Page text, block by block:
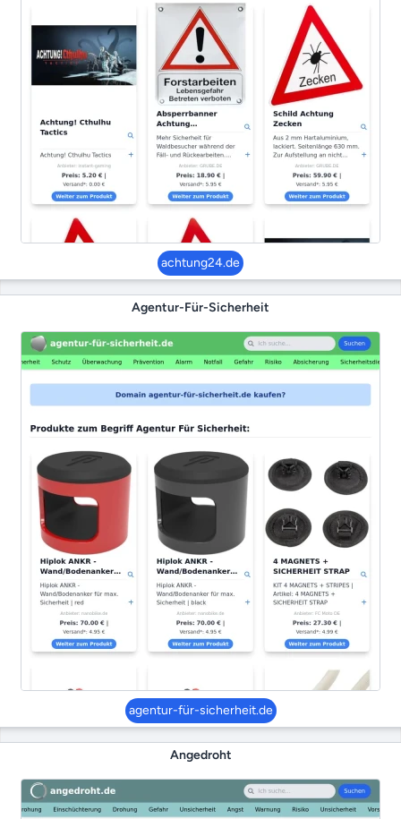
achtung24.de
Agentur-Für-Sicherheit
agentur-für-sicherheit.de
Angedroht